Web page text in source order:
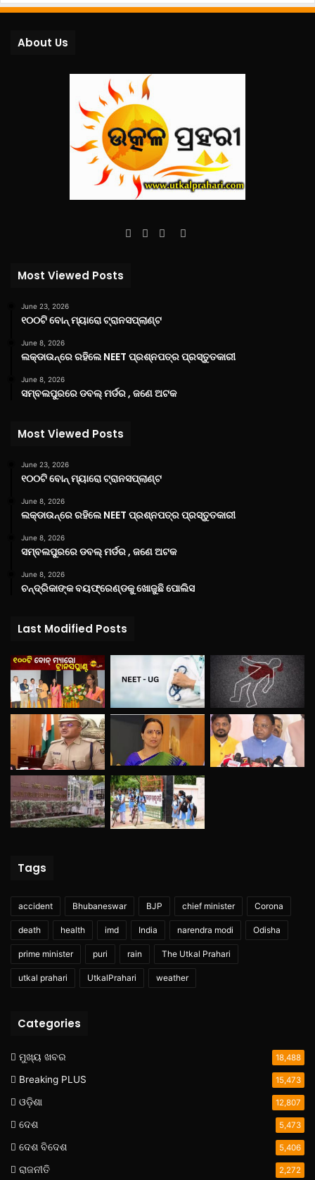
About Us
Facebook
TwitterYouTube
Instagram
Most Viewed Posts
June 23, 2026
୧୦୦ଟି ବୋନ୍ ମ୍ୟାରୋ ଟ୍ରାନସପ୍ଲାଣ୍ଟ
June 8, 2026
ଲକ୍‌ଡାଉନ୍‌ରେ ରହିଲେ NEET ପ୍ରଶ୍ନପତ୍ର ପ୍ରସ୍ତୁତକାରୀ
June 8, 2026
ସମ୍ବଲପୁରରେ ଡବଲ୍ ମର୍ଡର , ଜଣେ ଅଟକ
Most Viewed Posts
June 23, 2026
୧୦୦ଟି ବୋନ୍ ମ୍ୟାରୋ ଟ୍ରାନସପ୍ଲାଣ୍ଟ
June 8, 2026
ଲକ୍‌ଡାଉନ୍‌ରେ ରହିଲେ NEET ପ୍ରଶ୍ନପତ୍ର ପ୍ରସ୍ତୁତକାରୀ
June 8, 2026
ସମ୍ବଲପୁରରେ ଡବଲ୍ ମର୍ଡର , ଜଣେ ଅଟକ
June 8, 2026
ଚନ୍ଦ୍ରିକାଙ୍କ ବୟଫ୍ରେଣ୍ଡକୁ ଖୋଜୁଛି ପୋଲିସ
Last Modified Posts
Tags
accident Bhubaneswar BJP chief minister Corona
death health imd India narendra modi Odisha
prime minister puri rain The Utkal Prahari
utkal prahari UtkalPrahari weather
Categories
ମୁଖ୍ୟ ଖବର 18,488
Breaking PLUS 15,473
ଓଡ଼ିଶା 12,807
ଦେଶ 5,473
ଦେଶ ବିଦେଶ 5,406
ରାଜନୀତି 2,272